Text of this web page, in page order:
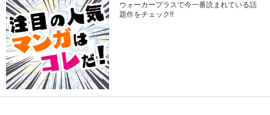
ウォーカープラスで今一番読まれている話
題作をチェック!!